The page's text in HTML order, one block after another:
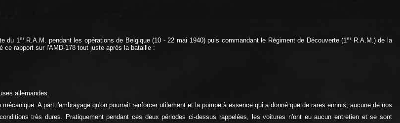
du 1erR.A.M. pendant les opérations de Belgique (10 - 22 mai 1940) puis commandant le Régiment de Découverte (1erR.A.M.) de la
ce rapport sur l'AMD-178 tout juste après la bataille :
allemandes.
A part l'embrayage qu'on pourrait renforcer utilement et la pompe à essence qui a donné que de rares ennuis, aucune de nos
très dures. Pratiquement pendant ces deux périodes ci-dessus rappelées, les voitures n'ont eu aucun entretien et se sont